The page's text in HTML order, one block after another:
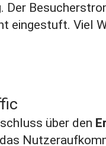
. Der
eingestuft. Viel
über den